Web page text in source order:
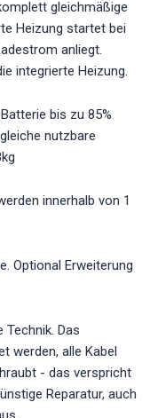
gleichmäßige
Heizung startet bei
anliegt.
integrierte Heizung.
bis zu 85%
nutzbare
innerhalb von 1
Optional Erweiterung
Das
werden, alle Kabel
- das verspricht
Reparatur, auch